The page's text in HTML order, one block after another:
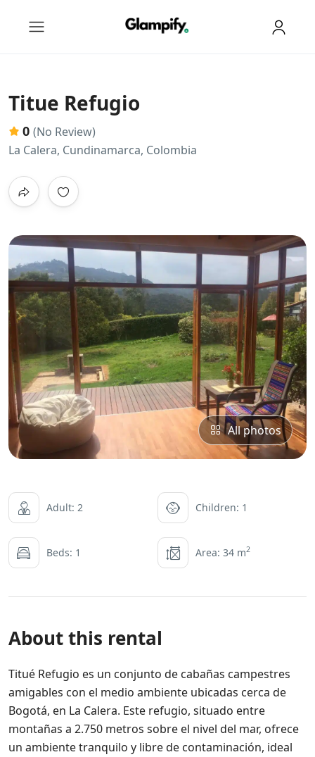
Titue Refugio
0 (No Review)
La Calera, Cundinamarca, Colombia
All photos
Adult: 2 Children: 1
Beds: 1 Area: 34 m2
About this rental
Titué Refugio es un conjunto de cabañas campestres
amigables con el medio ambiente ubicadas cerca de
Bogotá, en La Calera. Este refugio, situado entre
montañas a 2.750 metros sobre el nivel del mar, ofrece
un ambiente tranquilo y libre de contaminación, ideal